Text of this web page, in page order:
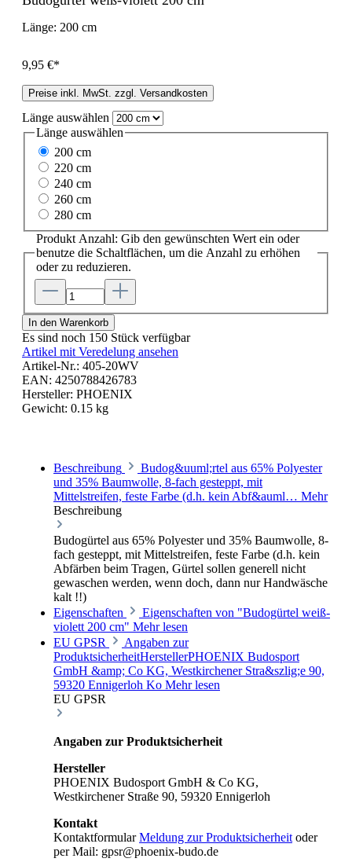
Länge: 200 cm
9,95 €*
Preise inkl. MwSt. zzgl. Versandkosten
Länge auswählen
Länge auswählen
200 cm
220 cm
240 cm
260 cm
280 cm
Produkt Anzahl: Gib den gewünschten Wert ein oder
benutze die Schaltflächen, um die Anzahl zu erhöhen
oder zu reduzieren.
In den Warenkorb
Es sind noch 150 Stück verfügbar
Artikel mit Veredelung ansehen
Artikel-Nr.: 405-20WV
EAN: 4250788426783
Hersteller: PHOENIX
Gewicht: 0.15 kg
Beschreibung
Budog&uuml;rtel aus 65% Polyester
und 35% Baumwolle, 8-fach gesteppt, mit
Mittelstreifen, feste Farbe (d.h. kein Abf&auml… Mehr
Beschreibung
Budogürtel aus 65% Polyester und 35% Baumwolle, 8-
fach gesteppt, mit Mittelstreifen, feste Farbe (d.h. kein
Abfärben beim Tragen, Gürtel sollen generell nicht
gewaschen werden, wenn doch, dann nur Handwäsche
kalt !!)
Eigenschaften
Eigenschaften von "Budogürtel weiß-
violett 200 cm" Mehr lesen
EU GPSR
Angaben zur
ProduktsicherheitHerstellerPHOENIX Budosport
GmbH &amp; Co KG, Westkirchener Stra&szlig;e 90,
59320 Ennigerloh Ko Mehr lesen
EU GPSR
Angaben zur Produktsicherheit
Hersteller
PHOENIX Budosport GmbH & Co KG,
Westkirchener Straße 90, 59320 Ennigerloh
Kontakt
KontaktformularMeldung zur Produktsicherheit oder
per Mail: gpsr@phoenix-budo.de